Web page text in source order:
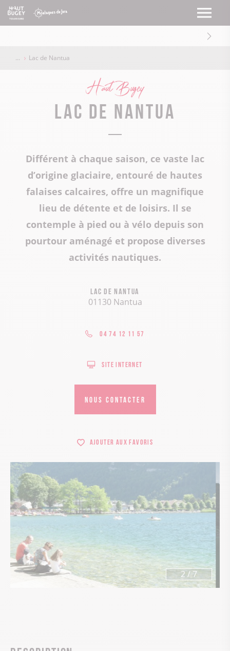
Lac de Nantua
Haut Bugey
Lac de Nantua
Différent à chaque saison, ce vaste lac
d’origine glaciaire, entouré de hautes
falaises calcaires, offre un magnifique
lieu de détente et de loisirs. Il se
contemple à pied ou à vélo depuis son
pourtour aménagé et propose diverses
activités nautiques.
Lac de Nantua
01130 Nantua
04 74 12 11 57
Site internet
NOUS CONTACTER
Ajouter aux favoris
3 / 7